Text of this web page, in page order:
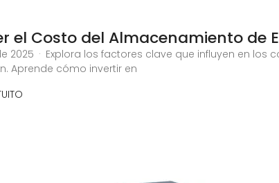
el Costo del Almacenamiento de
2025 · Explora los factores clave que influyen en
Aprende cómo invertir en